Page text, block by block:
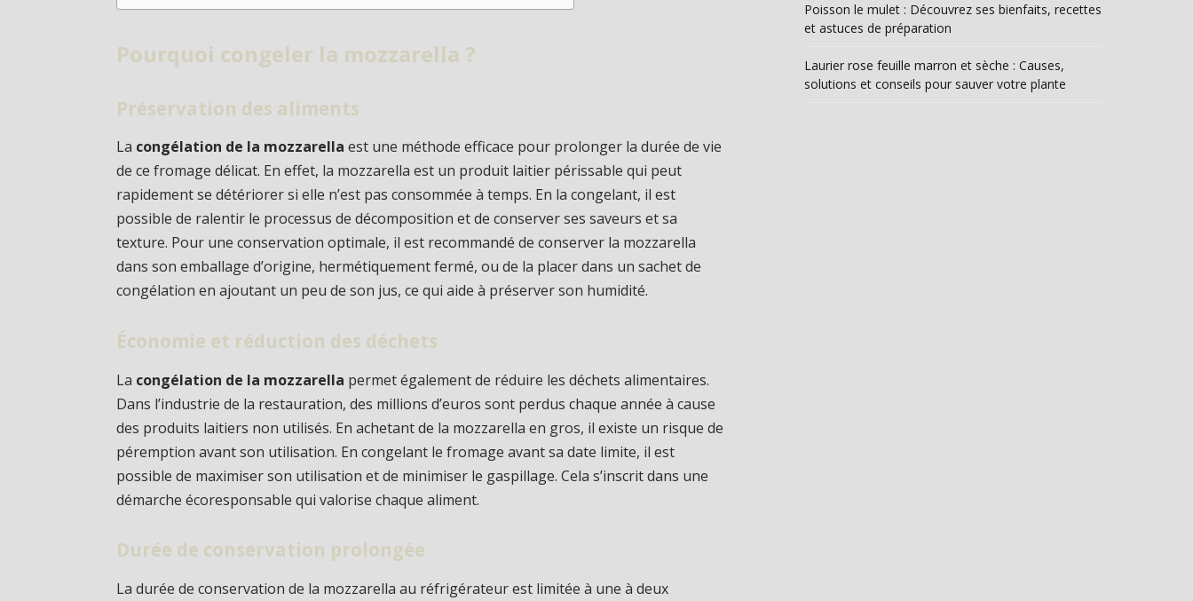
Pourquoi congeler la mozzarella ?
Préservation des aliments
La congélation de la mozzarella est une méthode efficace pour prolonger la durée de vie
de ce fromage délicat. En effet, la mozzarella est un produit laitier périssable qui peut
rapidement se détériorer si elle n’est pas consommée à temps. En la congelant, il est
possible de ralentir le processus de décomposition et de conserver ses saveurs et sa
texture. Pour une conservation optimale, il est recommandé de conserver la mozzarella
dans son emballage d’origine, hermétiquement fermé, ou de la placer dans un sachet de
congélation en ajoutant un peu de son jus, ce qui aide à préserver son humidité.
Économie et réduction des déchets
La congélation de la mozzarella permet également de réduire les déchets alimentaires.
Dans l’industrie de la restauration, des millions d’euros sont perdus chaque année à cause
des produits laitiers non utilisés. En achetant de la mozzarella en gros, il existe un risque de
péremption avant son utilisation. En congelant le fromage avant sa date limite, il est
possible de maximiser son utilisation et de minimiser le gaspillage. Cela s’inscrit dans une
démarche écoresponsable qui valorise chaque aliment.
Durée de conservation prolongée
La durée de conservation de la mozzarella au réfrigérateur est limitée à une à deux
Poisson le mulet : Découvrez ses bienfaits, recettes
et astuces de préparation
Laurier rose feuille marron et sèche : Causes,
solutions et conseils pour sauver votre plante